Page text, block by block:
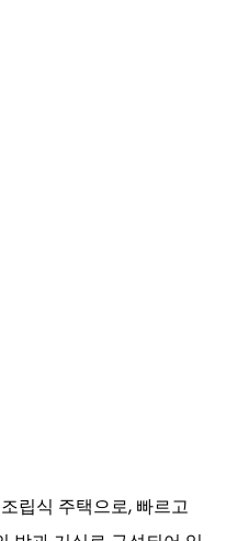
립식 주택으로, 빠르고